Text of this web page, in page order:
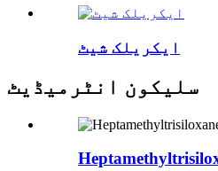
ایکریلک شیٹ
سلیکون انٹرمیڈیٹ